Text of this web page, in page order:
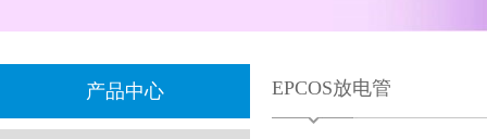
产品中心 EPCOS放电管